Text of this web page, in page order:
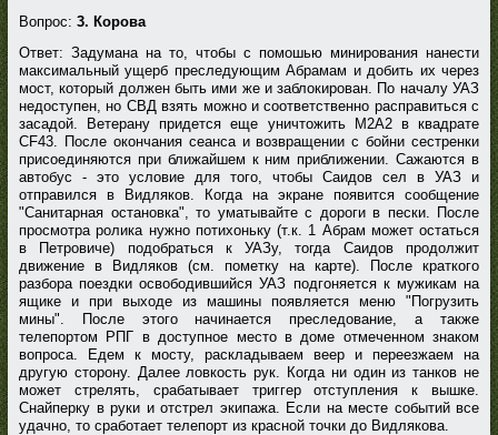
Вопрос: 3. Корова
Ответ: Задумана на то, чтобы с помошью минирования нанести
максимальный ущерб преследующим Абрамам и добить их через
мост, который должен быть ими же и заблокирован. По началу УАЗ
недоступен, но СВД взять можно и соответственно расправиться с
засадой. Ветерану придется еще уничтожить М2А2 в квадрате
CF43. После окончания сеанса и возвращении с бойни сестренки
присоединяются при ближайшем к ним приближении. Сажаются в
автобус - это условие для того, чтобы Саидов сел в УАЗ и
отправился в Видляков. Когда на экране появится сообщение
"Санитарная остановка", то уматывайте с дороги в пески. После
просмотра ролика нужно потихоньку (т.к. 1 Абрам может остаться
в Петровиче) подобраться к УАЗу, тогда Саидов продолжит
движение в Видляков (см. пометку на карте). После краткого
разбора поездки освободившийся УАЗ подгоняется к мужикам на
ящике и при выходе из машины появляется меню "Погрузить
мины". После этого начинается преследование, а также
телепортом РПГ в доступное место в доме отмеченном знаком
вопроса. Едем к мосту, раскладываем веер и переезжаем на
другую сторону. Далее ловкость рук. Когда ни один из танков не
может стрелять, срабатывает триггер отступления к вышке.
Снайперку в руки и отстрел экипажа. Если на месте событий все
удачно, то сработает телепорт из красной точки до Видлякова.